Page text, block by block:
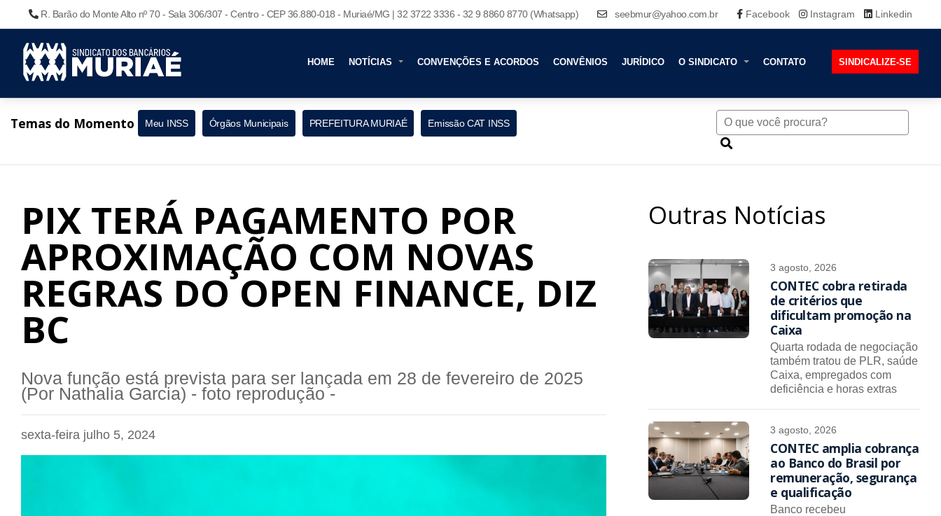
R. Barão do Monte Alto nº 70 - Sala 306/307 - Centro - CEP 36.880-018 - Muriaé/MG | 32 3722 3336 - 32 9 8860 8770 (Whatsapp) seebmur@yahoo.com.br Facebook Instagram Linkedin
HOME NOTÍCIAS CONVENÇÕES E ACORDOS CONVÊNIOS JURÍDICO O SINDICATO CONTATO SINDICALIZE-SE
Temas do Momento Meu INSS Órgãos Municipais PREFEITURA MURIAÉ Emissão CAT INSS
PIX TERÁ PAGAMENTO POR
APROXIMAÇÃO COM NOVAS
REGRAS DO OPEN FINANCE, DIZ
BC
Nova função está prevista para ser lançada em 28 de fevereiro de 2025
(Por Nathalia Garcia) - foto reprodução -
sexta-feira julho 5, 2024
Outras Notícias
3 agosto, 2026
CONTEC cobra retirada
de critérios que
dificultam promoção na
Caixa
Quarta rodada de negociação
também tratou de PLR, saúde
Caixa, empregados com
deficiência e horas extras
3 agosto, 2026
CONTEC amplia cobrança
ao Banco do Brasil por
remuneração, segurança
e qualificação
Banco recebeu